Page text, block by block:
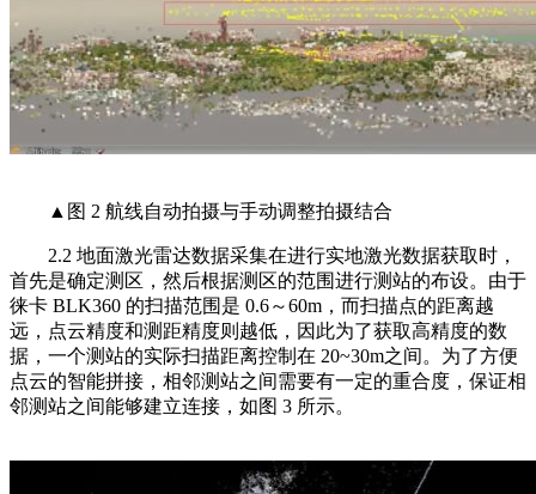
▲图 2 航线自动拍摄与手动调整拍摄结合
2.2 地面激光雷达数据采集在进行实地激光数据获取时，
首先是确定测区，然后根据测区的范围进行测站的布设。由于
徕卡 BLK360 的扫描范围是 0.6～60m，而扫描点的距离越
远，点云精度和测距精度则越低，因此为了获取高精度的数
据，一个测站的实际扫描距离控制在 20~30m之间。为了方便
点云的智能拼接，相邻测站之间需要有一定的重合度，保证相
邻测站之间能够建立连接，如图 3 所示。